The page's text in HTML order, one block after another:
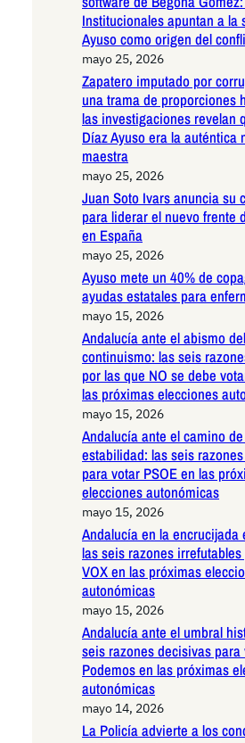
Institucionales apuntan a la
Ayuso como origen del
mayo 25, 2026
Zapatero imputado por
una trama de proporciones
las investigaciones revelan
Díaz Ayuso era la auténtica
maestra
mayo 25, 2026
Juan Soto Ivars anuncia su
para liderar el nuevo frente
en España
mayo 25, 2026
Ayuso mete un 40% de
ayudas estatales para
mayo 15, 2026
Andalucía ante el abismo del
continuismo: las seis
por las que NO se debe
las próximas elecciones
mayo 15, 2026
Andalucía ante el camino
estabilidad: las seis
para votar PSOE en las
elecciones autonómicas
mayo 15, 2026
Andalucía en la encrucijada
las seis razones
VOX en las próximas
autonómicas
mayo 15, 2026
Andalucía ante el umbral
seis razones decisivas para
Podemos en las próximas
autonómicas
mayo 14, 2026
La Policía advierte a los